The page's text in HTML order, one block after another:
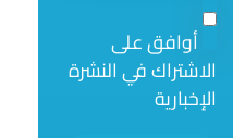
أوافق على
الاشتراك في النشرة
الإخبارية